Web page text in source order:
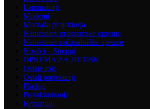
Laminatorji
Modemi
Montaža projektorja
Namestitev programske opreme
Namestitev računalniške opreme
Nosilci – Stropni
OPREMA ZA 2D TISK
Ostale role
Ostali projektorji
Pladnji
Prefakturiranje
Rezalniki